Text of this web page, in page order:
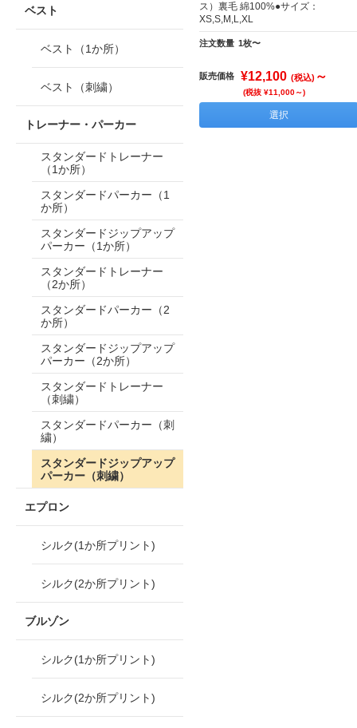
ス）裏毛 綿100%●サイズ：
XS,S,M,L,XL
注文数量 1枚〜
販売価格 ¥12,100 (税込) ～
(税抜 ¥11,000～)
選択
ベスト
ベスト（1か所）
ベスト（刺繍）
トレーナー・パーカー
スタンダードトレーナー
（1か所）
スタンダードパーカー（1
か所）
スタンダードジップアップ
パーカー（1か所）
スタンダードトレーナー
（2か所）
スタンダードパーカー（2
か所）
スタンダードジップアップ
パーカー（2か所）
スタンダードトレーナー
（刺繍）
スタンダードパーカー（刺
繍）
スタンダードジップアップ
パーカー（刺繍）
エプロン
シルク(1か所プリント)
シルク(2か所プリント)
ブルゾン
シルク(1か所プリント)
シルク(2か所プリント)